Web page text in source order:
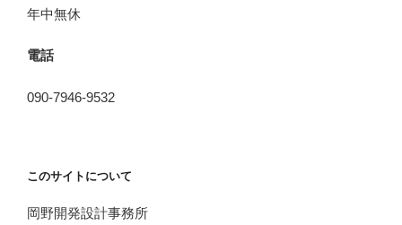
年中無休
電話
090-7946-9532
このサイトについて
岡野開発設計事務所